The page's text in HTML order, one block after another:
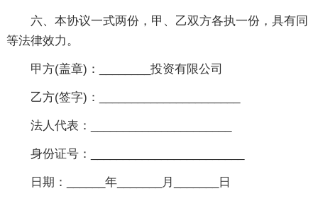
六、本协议一式两份，甲、乙双方各执一份，具有同
等法律效力。
甲方(盖章)：________投资有限公司
乙方(签字)：______________________
法人代表：______________________
身份证号：________________________
日期：______年_______月_______日